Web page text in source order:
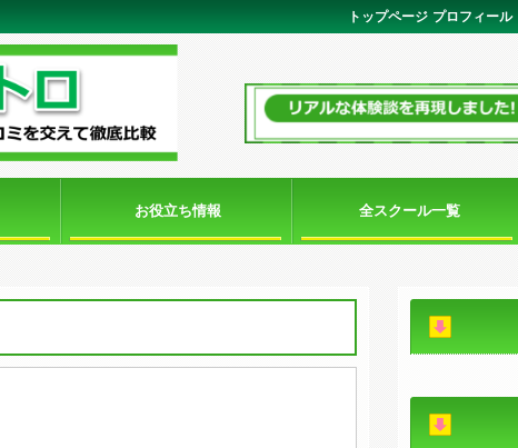
プロフィール
トップページ
お役立ち情報 全スクール一覧